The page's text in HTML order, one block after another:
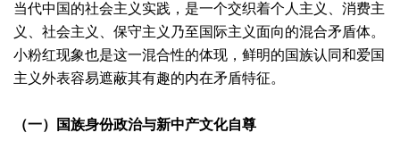
当代中国的社会主义实践，是一个交织着个人主义、消费主
义、社会主义、保守主义乃至国际主义面向的混合矛盾体。
小粉红现象也是这一混合性的体现，鲜明的国族认同和爱国
主义外表容易遮蔽其有趣的内在矛盾特征。
（一）国族身份政治与新中产文化自尊